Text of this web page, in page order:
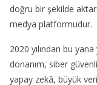
doğru bir şekilde
medya platformudur.
2020 yılından bu
donanım, siber
yapay zekâ, büyük